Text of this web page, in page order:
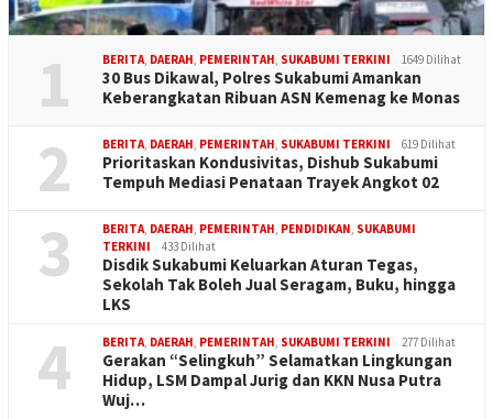
1 BERITA, DAERAH, PEMERINTAH, SUKABUMI TERKINI 1649 Dilihat
30 Bus Dikawal, Polres Sukabumi Amankan
Keberangkatan Ribuan ASN Kemenag ke Monas
2 BERITA, DAERAH, PEMERINTAH, SUKABUMI TERKINI 619 Dilihat
Prioritaskan Kondusivitas, Dishub Sukabumi
Tempuh Mediasi Penataan Trayek Angkot 02
3 BERITA, DAERAH, PEMERINTAH, PENDIDIKAN, SUKABUMI
TERKINI
433 Dilihat
Disdik Sukabumi Keluarkan Aturan Tegas,
Sekolah Tak Boleh Jual Seragam, Buku, hingga
LKS
4 BERITA, DAERAH, PEMERINTAH, SUKABUMI TERKINI 277 Dilihat
Gerakan “Selingkuh” Selamatkan Lingkungan
Hidup, LSM Dampal Jurig dan KKN Nusa Putra
Wuj…